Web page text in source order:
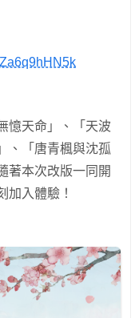
憶天命」、「天波
、「唐青楓與沈孤
著本次改版一同開
加入體驗！